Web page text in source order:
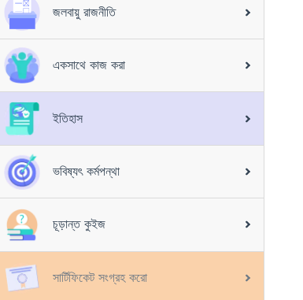
জলবায়ু রাজনীতি
একসাথে কাজ করা
ইতিহাস
ভবিষ্যৎ কর্মপন্থা
চূড়ান্ত কুইজ
সার্টিফিকেট সংগ্রহ করো